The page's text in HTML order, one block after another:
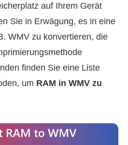
auf Ihrem Gerät
Sie in Erwägung, es in eine
WMV zu konvertieren, die
finden Sie eine Liste
um RAM in WMV zu